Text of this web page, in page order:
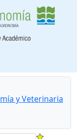
y Veterinaria